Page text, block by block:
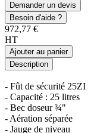
Demander un devis
Besoin d'aide ?
972,77 €
HT
Ajouter au panier
Description
- Fût de sécurité 25ZI
- Capacité : 25 litres
- Bec doseur ¾"
- Aération séparée
- Jauge de niveau